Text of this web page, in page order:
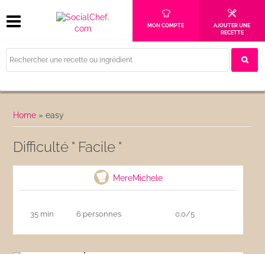
MON COMPTE
AJOUTER UNE
RECETTE
Home »easy
Difficulté " Facile "
MereMichele
35 min 6 personnes 0.0/5